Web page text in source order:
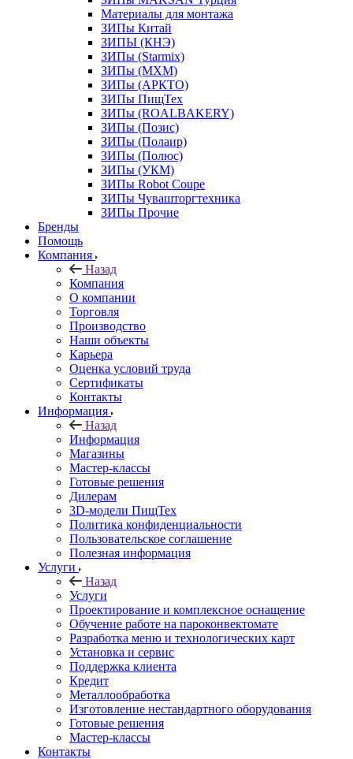
Материалы для монтажа
ЗИПы Китай
ЗИПЫ (КНЭ)
ЗИПы (Starmix)
ЗИПы (МХМ)
ЗИПы (АРКТО)
ЗИПы ПищТех
ЗИПы (ROALBAKERY)
ЗИПы (Позис)
ЗИПы (Полаир)
ЗИПы (Полюс)
ЗИПы (УКМ)
ЗИПы Robot Coupe
ЗИПы Чувашторгтехника
ЗИПы Прочие
Бренды
Помощь
Компания
Назад
Компания
О компании
Торговля
Производство
Наши объекты
Карьера
Оценка условий труда
Сертификаты
Контакты
Информация
Назад
Информация
Магазины
Мастер-классы
Готовые решения
Дилерам
3D-модели ПищТех
Политика конфиденциальности
Пользовательское соглашение
Полезная информация
Услуги
Назад
Услуги
Проектирование и комплексное оснащение
Обучение работе на пароконвектомате
Разработка меню и технологических карт
Установка и сервис
Поддержка клиента
Кредит
Металлообработка
Изготовление нестандартного оборудования
Готовые решения
Мастер-классы
Контакты